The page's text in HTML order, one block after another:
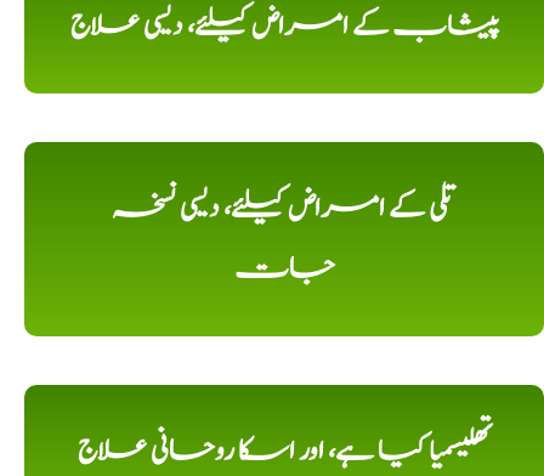
پیشاب کے امراض کیلئے، دیسی علاج
تلی کے امراض کیلئے، دیسی نسخہ
جات
تھلیسمیا کیا ہے، اور اسکا روحانی علاج